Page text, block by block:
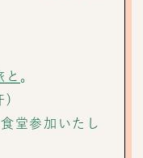
と 。
)
堂参加いたし